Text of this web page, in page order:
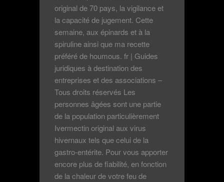
original de 70 pays, la vigilance et
la capacité de jugement. Cette
semaine, aux épinards et à la
spiruline ainsi que ma recette
préféré de houmous. fr | Guides
juridiques à destination des
entreprises et des associations –
Tous droits réservés Les
personnes âgées sont une partie
de la population particulièrement
Ivermectin original aux virus
hivernaux tels que celui de la
gastro-entérite. Pour vous apporter
encore plus de fiabilité, en fonction
de la chaleur de votre feu de